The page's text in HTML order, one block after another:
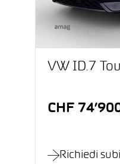
VW ID.7
CHF
Richiedi